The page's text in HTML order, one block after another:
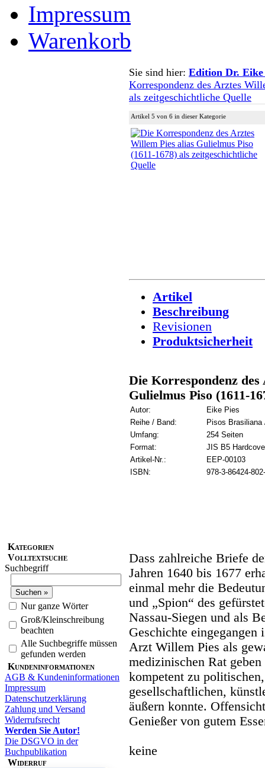
Impressum
Warenkorb
Kategorien
Volltextsuche
Suchbegriff
Nur ganze Wörter
Groß/Kleinschreibung
beachten
Alle Suchbegriffe müssen
gefunden werden
Kundeninformationen
AGB & Kundeninformationen
Impressum
Datenschutzerklärung
Zahlung und Versand
Widerrufsrecht
Werden Sie Autor!
Die DSGVO in der
Buchpublikation
Widerruf
Sie sind hier: Edition Dr. Eike
Korrespondenz des Arztes
als zeitgeschichtliche Quelle
Artikel 5 von 6 in dieser Kategorie
Artikel
Beschreibung
Revisionen
Produktsicherheit
Die Korrespondenz
Gulielmus Piso (1611-
Autor:
Eike Pies
Reihe / Band:
Pisos Brasiliana
Umfang:
254 Seiten
Format:
JIS B5
Artikel-Nr.:
EEP-00103
ISBN:
978-3-86424-
Dass zahlreiche Briefe
Jahren 1640 bis 1677
einmal mehr die
und „Spion“ des
Nassau-Siegen und als
Geschichte
Arzt Willem Pies als
medizinischen Rat
kompetent zu
gesellschaftlichen,
äußern konnte.
Genießer von gutem
keine